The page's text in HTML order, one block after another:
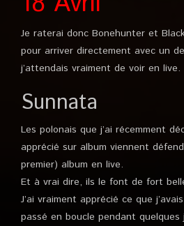
Je raterai donc Bonehunter et
pour arriver directement avec un
j’attendais vraiment de voir en live.
Sunnata
Les polonais que j’ai récemment
apprécié sur album viennent
premier) album en live.
Et à vrai dire, ils le font de fort
J’ai vraiment apprécié ce que
passé en boucle pendant